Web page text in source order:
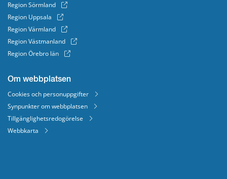
Region Sörmland
Region Uppsala
Region Värmland
Region Västmanland
Region Örebro län
Om webbplatsen
Cookies och personuppgifter
Synpunkter om webbplatsen
Tillgänglighetsredogörelse
Webbkarta